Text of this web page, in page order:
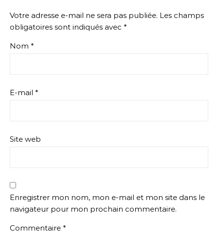
Votre adresse e-mail ne sera pas publiée. Les champs
obligatoires sont indiqués avec *
Nom *
E-mail *
Site web
Enregistrer mon nom, mon e-mail et mon site dans le
navigateur pour mon prochain commentaire.
Commentaire *